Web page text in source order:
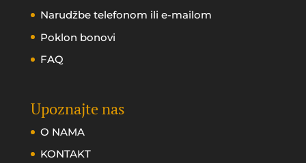
Narudžbe telefonom ili e-mailom
Poklon bonovi
FAQ
Upoznajte nas
O NAMA
KONTAKT